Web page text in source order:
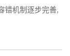
错机制逐步完善,